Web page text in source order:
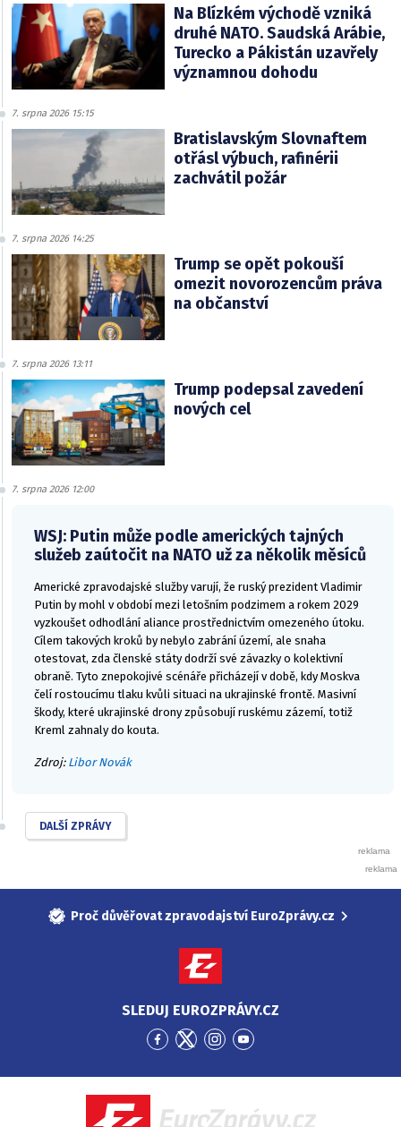
Na Blízkém východě vzniká
druhé NATO. Saudská Arábie,
Turecko a Pákistán uzavřely
významnou dohodu
7. srpna 2026 15:15
Bratislavským Slovnaftem
otřásl výbuch, rafinérii
zachvátil požár
7. srpna 2026 14:25
Trump se opět pokouší
omezit novorozencům práva
na občanství
7. srpna 2026 13:11
Trump podepsal zavedení
nových cel
7. srpna 2026 12:00
WSJ: Putin může podle amerických tajných
služeb zaútočit na NATO už za několik měsíců
Americké zpravodajské služby varují, že ruský prezident Vladimir
Putin by mohl v období mezi letošním podzimem a rokem 2029
vyzkoušet odhodlání aliance prostřednictvím omezeného útoku.
Cílem takových kroků by nebylo zabrání území, ale snaha
otestovat, zda členské státy dodrží své závazky o kolektivní
obraně. Tyto znepokojivé scénáře přicházejí v době, kdy Moskva
čelí rostoucímu tlaku kvůli situaci na ukrajinské frontě. Masivní
škody, které ukrajinské drony způsobují ruskému zázemí, totiž
Kreml zahnaly do kouta.
Zdroj: Libor Novák
DALŠÍ ZPRÁVY
Proč důvěřovat zpravodajství EuroZprávy.cz
SLEDUJ EUROZPRÁVY.CZ
Přejít
Facebook
Přejít
Twitter
Přejít
Instagram
Přejít
YouTube
EuroZprávy.cz